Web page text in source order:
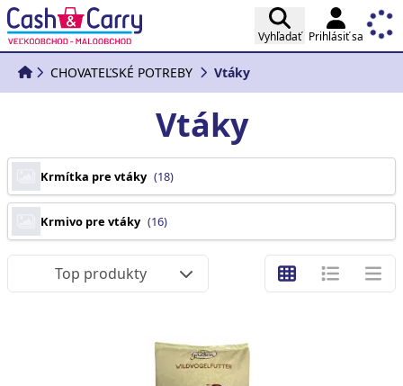
Vyhľadať Prihlásiť sa
CHOVATEĽSKÉ POTREBY Vtáky
Vtáky
Krmítka pre vtáky (18)
Krmivo pre vtáky (16)
Top produkty